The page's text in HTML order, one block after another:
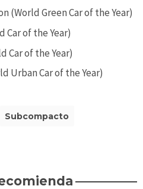
(World Green Car of the Year)
Car of the Year)
Car of the Year)
Urban Car of the Year)
Subcompacto